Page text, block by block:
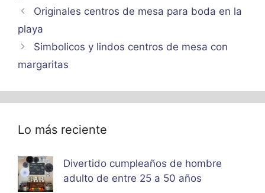
Originales centros de mesa para boda en la
playa
Simbolicos y lindos centros de mesa con
margaritas
Lo más reciente
Divertido cumpleaños de hombre
adulto de entre 25 a 50 años